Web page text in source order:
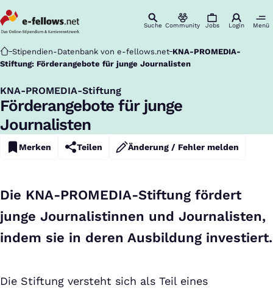
Suche Community Jobs Login Menü
Startseite
Stipendien-Datenbank von e-fellows.net KNA-PROMEDIA-
Stiftung: Förderangebote für junge Journalisten
KNA-PROMEDIA-Stiftung
:
Förderangebote für junge
Journalisten
Merken Teilen Änderung / Fehler melden
Die KNA-PROMEDIA-Stiftung fördert
junge Journalistinnen und Journalisten,
indem sie in deren Ausbildung investiert.
Die Stiftung versteht sich als Teil eines